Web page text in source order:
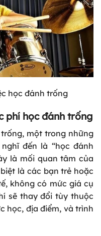
học đánh trống
phí học đánh trống
một trong những
đến là “học đánh
là mối quan tâm của
là các bạn trẻ hoặc
không có mức giá cụ
sẽ thay đổi tùy thuộc
học, địa điểm, và trình